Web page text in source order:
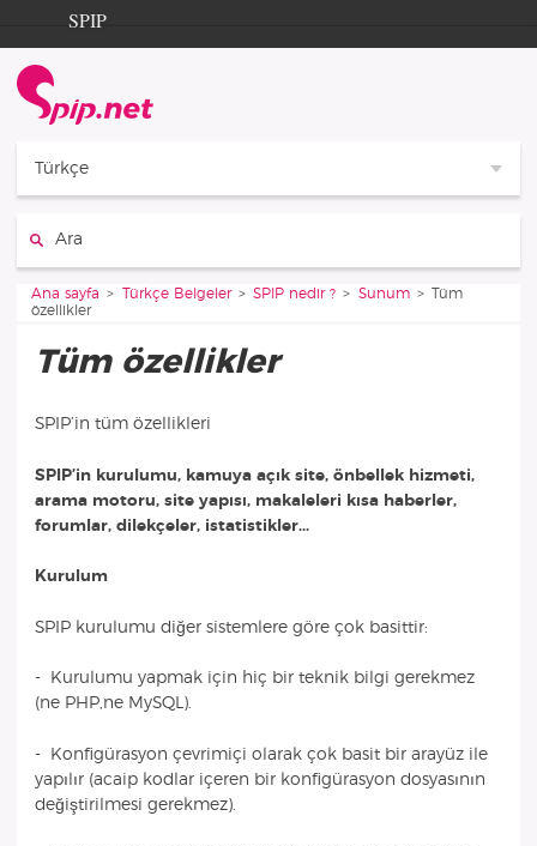
Aller au contenu
Aller à la navigation
SPIP
Documentation
Contribution
Türkçe
Vous êtes ici :
Ana sayfa Türkçe Belgeler SPIP nedir ? Sunum
Tüm
özellikler
Tüm özellikler
SPIP’in tüm özellikleri
SPIP’in kurulumu, kamuya açık site, önbellek hizmeti,
arama motoru, site yapısı, makaleleri kısa haberler,
forumlar, dilekçeler, istatistikler...
Kurulum
SPIP kurulumu diğer sistemlere göre çok basittir:
- Kurulumu yapmak için hiç bir teknik bilgi gerekmez
(ne PHP,ne MySQL).
- Konfigürasyon çevrimiçi olarak çok basit bir arayüz ile
yapılır (acaip kodlar içeren bir konfigürasyon dosyasının
değiştirilmesi gerekmez).